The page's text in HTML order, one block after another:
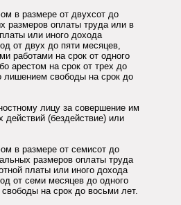
в размере от двухсот до
размеров оплаты труда или в
или иного дохода
от двух до пяти месяцев,
работами на срок от одного
арестом на срок от трех до
лишением свободы на срок до
лицу за совершение им
действий (бездействие) или
в размере от семисот до
размеров оплаты труда
платы или иного дохода
от семи месяцев до одного
на срок до восьми лет.